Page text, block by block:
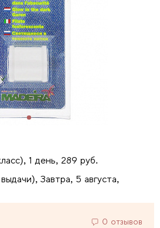
1 день, 289 руб.
Завтра, 5 августа,
0 отзывов